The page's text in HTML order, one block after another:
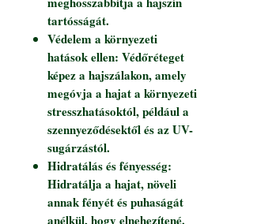
tartósságát.
Védelem a környezeti
hatások ellen: Védőréteget
képez a hajszálakon, amely
megóvja a hajat a környezeti
stresszhatásoktól, például a
szennyeződésektől és az UV-
sugárzástól.
Hidratálás és fényesség:
Hidratálja a hajat, növeli
annak fényét és puhaságát
anélkül, hogy elnehezítené.